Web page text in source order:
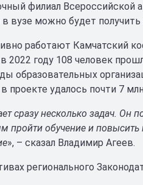
филиал Всероссийской
вузе можно будет
работают Камчатский
2022 году 108 человек
образовательных
проекте удалось почти 7
сразу несколько задач. Он
пройти обучение и
», – сказал Владимир Агеев.
регионального